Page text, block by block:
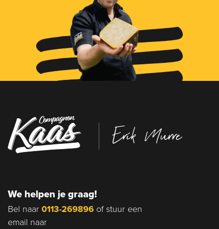
Erik Murre
We helpen je graag!
Bel naar 0113-269896 of stuur een
email naar